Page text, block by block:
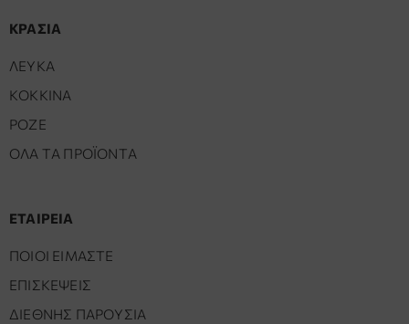
ΚΡΑΣΙΑ
ΛΕΥΚΑ
ΚΟΚΚΙΝΑ
ΡΟΖΕ
ΟΛΑ ΤΑ ΠΡΟΪΟΝΤΑ
ΕΤΑΙΡΕΙΑ
ΠΟΙΟΙ ΕΙΜΑΣΤΕ
ΕΠΙΣΚΕΨΕΙΣ
ΔΙΕΘΝΗΣ ΠΑΡΟΥΣΙΑ